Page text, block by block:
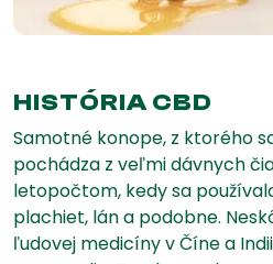
HISTÓRIA CBD
Samotné konope, z ktorého
pochádza z veľmi dávnych
letopočtom, kedy sa
plachiet, lán a podobne.
ľudovej medicíny v Číne a